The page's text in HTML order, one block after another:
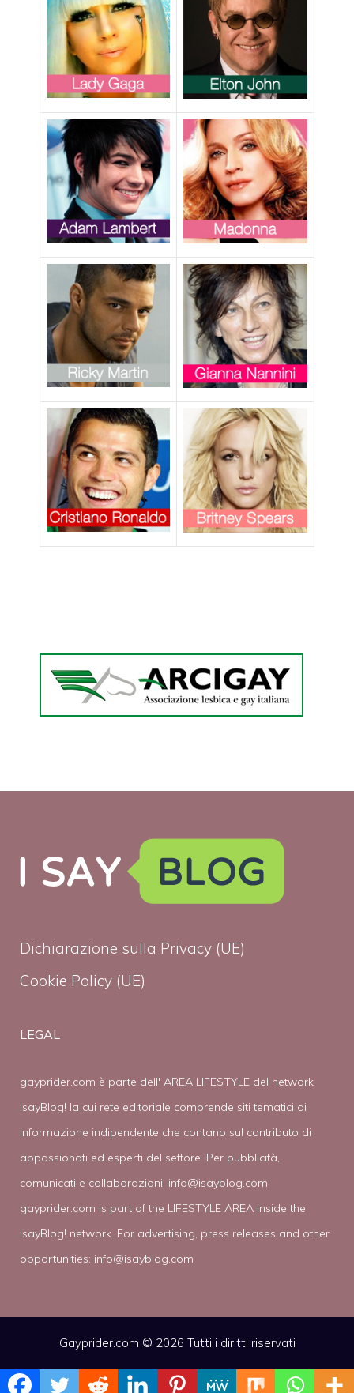
Dichiarazione sulla Privacy (UE)
Cookie Policy (UE)
LEGAL
gayprider.com è parte dell' AREA LIFESTYLE del network
IsayBlog! la cui rete editoriale comprende siti tematici di
informazione indipendente che contano sul contributo di
appassionati ed esperti del settore. Per pubblicità,
comunicati e collaborazioni: info@isayblog.com
gayprider.com is part of the LIFESTYLE AREA inside the
IsayBlog! network. For advertising, press releases and other
opportunities: info@isayblog.com
Gayprider.com © 2026 Tutti i diritti riservati